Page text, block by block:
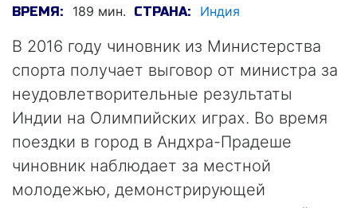
ВРЕМЯ: 189 мин. СТРАНА: Индия
В 2016 году чиновник из Министерства
спорта получает выговор от министра за
неудовлетворительные результаты
Индии на Олимпийских играх. Во время
поездки в город в Андхра-Прадеше
чиновник наблюдает за местной
молодежью, демонстрирующей